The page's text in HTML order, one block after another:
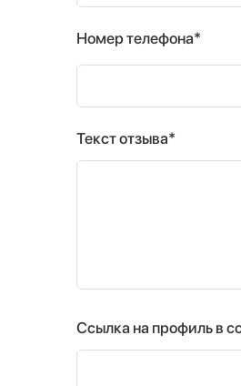
Номер телефона*
Текст отзыва*
Ссылка на профиль в